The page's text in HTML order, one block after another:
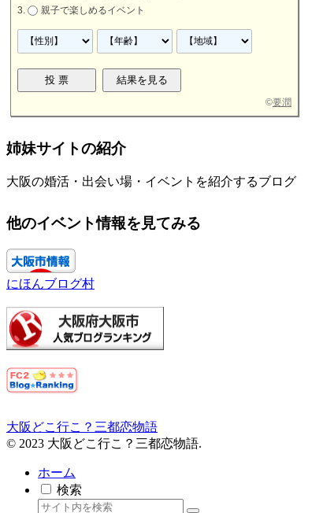
親子で楽しめるイベント
©要潤
姉妹サイトの紹介
大阪の婚活・出会い場・イベントを紹介するブログ
他のイベント情報を見てみる
にほんブログ村
大阪どこ行こ？三都恋物語
© 2023 大阪どこ行こ？三都恋物語.
ホーム
検索